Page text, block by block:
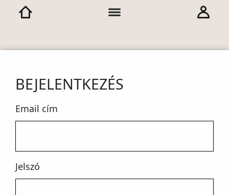
BEJELENTKEZÉS
Email cím
Jelszó